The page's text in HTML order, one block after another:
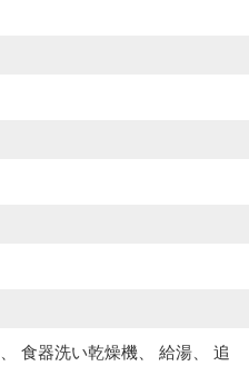
食器洗い乾燥機 給湯
追